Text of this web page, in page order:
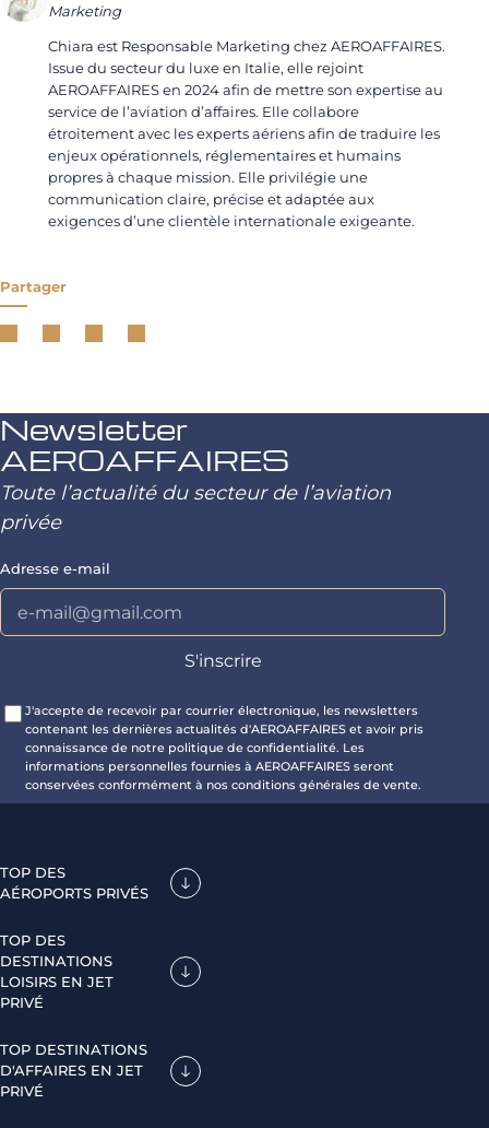
Marketing
Chiara est Responsable Marketing chez AEROAFFAIRES.
Issue du secteur du luxe en Italie, elle rejoint
AEROAFFAIRES en 2024 afin de mettre son expertise au
service de l’aviation d’affaires. Elle collabore
étroitement avec les experts aériens afin de traduire les
enjeux opérationnels, réglementaires et humains
propres à chaque mission. Elle privilégie une
communication claire, précise et adaptée aux
exigences d’une clientèle internationale exigeante.
Partager
Newsletter
AEROAFFAIRES
Toute l’actualité du secteur de l’aviation
privée
Adresse e-mail
J'accepte de recevoir par courrier électronique, les newsletters
contenant les dernières actualités d'AEROAFFAIRES et avoir pris
connaissance de notre politique de confidentialité. Les
informations personnelles fournies à AEROAFFAIRES seront
conservées conformément à nos conditions générales de vente.
TOP DES
AÉROPORTS PRIVÉS
TOP DES
DESTINATIONS
LOISIRS EN JET
PRIVÉ
TOP DESTINATIONS
D'AFFAIRES EN JET
PRIVÉ